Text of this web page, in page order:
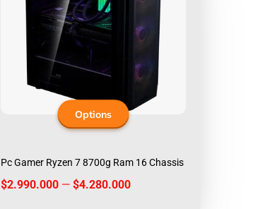
Options
Pc Gamer Ryzen 7 8700g Ram 16 Chassis
Price
$2.990.000 — $4.280.000